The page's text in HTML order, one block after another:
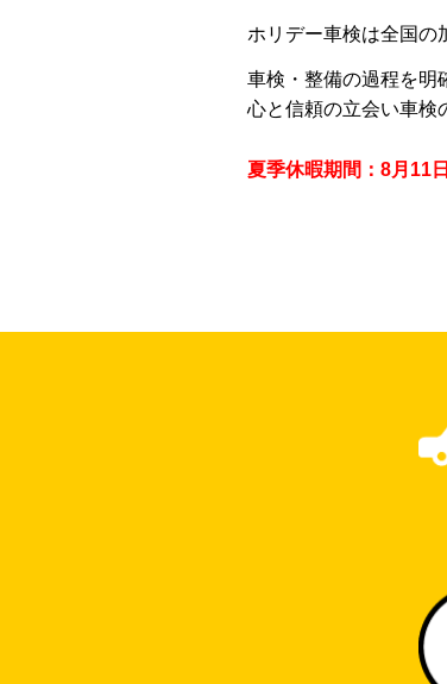
ホリデー車検は全国の
車検・整備の過程を明
心と信頼の立会い車検
夏季休暇期間：8月11